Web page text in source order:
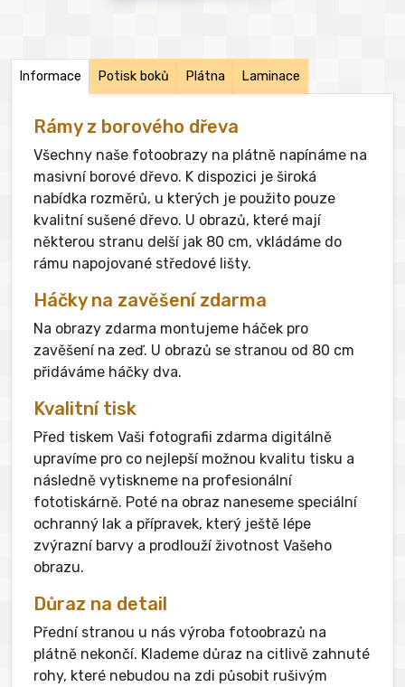
Informace Potisk boků Plátna Laminace
Rámy z borového dřeva
Všechny naše fotoobrazy na plátně napínáme na
masivní borové dřevo. K dispozici je široká
nabídka rozměrů, u kterých je použito pouze
kvalitní sušené dřevo. U obrazů, které mají
některou stranu delší jak 80 cm, vkládáme do
rámu napojované středové lišty.
Háčky na zavěšení zdarma
Na obrazy zdarma montujeme háček pro
zavěšení na zeď. U obrazů se stranou od 80 cm
přidáváme háčky dva.
Kvalitní tisk
Před tiskem Vaši fotografii zdarma digitálně
upravíme pro co nejlepší možnou kvalitu tisku a
následně vytiskneme na profesionální
fototiskárně. Poté na obraz naneseme speciální
ochranný lak a přípravek, který ještě lépe
zvýrazní barvy a prodlouží životnost Vašeho
obrazu.
Důraz na detail
Přední stranou u nás výroba fotoobrazů na
plátně nekončí. Klademe důraz na citlivě zahnuté
rohy, které nebudou na zdi působit rušivým